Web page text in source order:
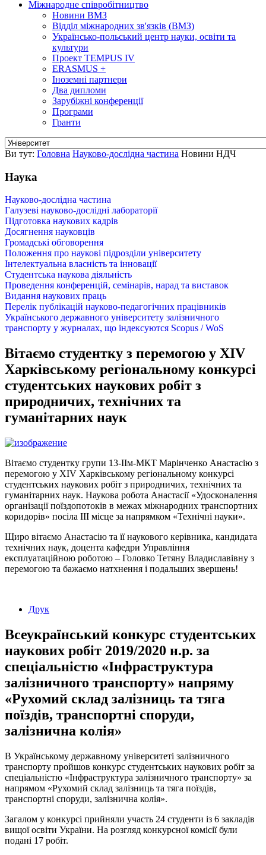
Міжнародне співробітництво
Новини ВМЗ
Відділ міжнародних зв'язків (ВМЗ)
Українсько-польський центр науки, освіти та
культури
Проект TEMPUS IV
ERASMUS +
Іноземні партнери
Два дипломи
Зарубіжні конференції
Програми
Гранти
Ви тут: Головна Науково-дослідна частина Новини НДЧ
Наука
Науково-дослідна частина
Галузеві науково-дослідні лабораторії
Підготовка наукових кадрів
Досягнення науковців
Громадськi обговорення
Положення про наукові підрозділи університету
Інтелектуальна власність та інновації
Студентська наукова діяльність
Проведення конференцій, семінарів, нарад та виставок
Видання наукових праць
Перелік публікацій науково-педагогічних працівників
Українського державного університету залізничного
транспорту у журналах, що індексуются Scopus / WoS
Вітаємо студентку з перемогою у XІV
Харківському регіональному конкурсі
студентських наукових робіт з
природничих, технічних та
гуманітарних наук
Вітаємо студентку групи 13-ІІм-МКТ Марінченко Анастасію з
перемогою у XІV Харківському регіональному конкурсі
студентських наукових робіт з природничих, технічних та
гуманітарних наук. Наукова робота Анастасії «Удосконалення
організації поїздопотоків в межах міжнародних транспортних
коридорів» посіла ІІІ місце за напрямком «Технічні науки».
Щиро вітаємо Анастасію та її наукового керівника, кандидата
технічних наук, доцента кафедри Управління
експлуатаційною роботою – Головко Тетяну Владиславівну з
перемогою та бажаємо натхнення і подальших звершень!
Друк
Всеукраїнський конкурс студентських
наукових робіт 2019/2020 н.р. за
спеціальністю «Інфраструктура
залізничного транспорту» напряму
«Рухомий склад залізниць та тяга
поїздів, транспортні споруди,
залізнична колія»
В Українському державному університеті залізничного
транспорту пройшов конкурс студентських наукових робіт за
спеціальністю «Інфраструктура залізничного транспорту» за
напрямом «Рухомий склад залізниць та тяга поїздів,
транспортні споруди, залізнична колія».
Загалом у конкурсі прийняли участь 24 студенти із 6 закладів
вищої освіти України. На розгляд конкурсної комісії були
подані 17 робіт.